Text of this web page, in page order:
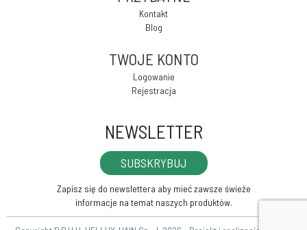
Kontakt
Blog
TWOJE KONTO
Logowanie
Rejestracja
NEWSLETTER
SUBSKRYBUJ
Zapisz się do newslettera aby mieć zawsze świeże
informacje na temat naszych produktów.